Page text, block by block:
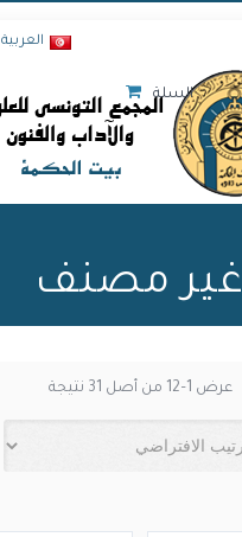
العربية
السلة
غير مصنف
عرض 1–12 من أصل 31 نتيجة